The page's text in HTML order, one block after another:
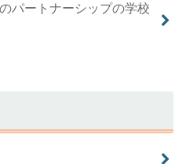
パートナーシップの学校